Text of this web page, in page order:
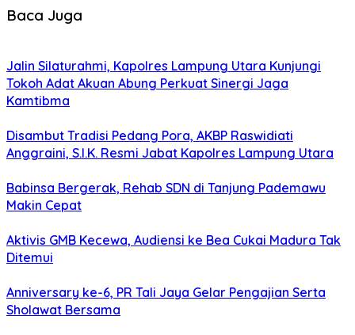
Baca Juga
Jalin Silaturahmi, Kapolres Lampung Utara Kunjungi
Tokoh Adat Akuan Abung Perkuat Sinergi Jaga
Kamtibma
Disambut Tradisi Pedang Pora, AKBP Raswidiati
Anggraini, S.I.K. Resmi Jabat Kapolres Lampung Utara
Babinsa Bergerak, Rehab SDN di Tanjung Pademawu
Makin Cepat
Aktivis GMB Kecewa, Audiensi ke Bea Cukai Madura Tak
Ditemui
Anniversary ke-6, PR Tali Jaya Gelar Pengajian Serta
Sholawat Bersama